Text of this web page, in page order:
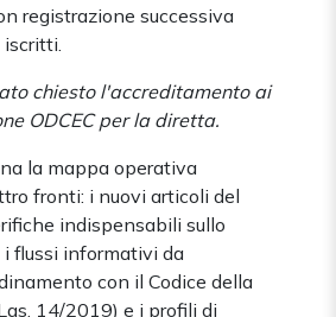
registrazione successiva
chiesto l'accreditamento ai
ODCEC per la diretta.
la mappa operativa
fronti: i nuovi articoli del
indispensabili sullo
flussi informativi da
con il Codice della
14/2019) e i profili di